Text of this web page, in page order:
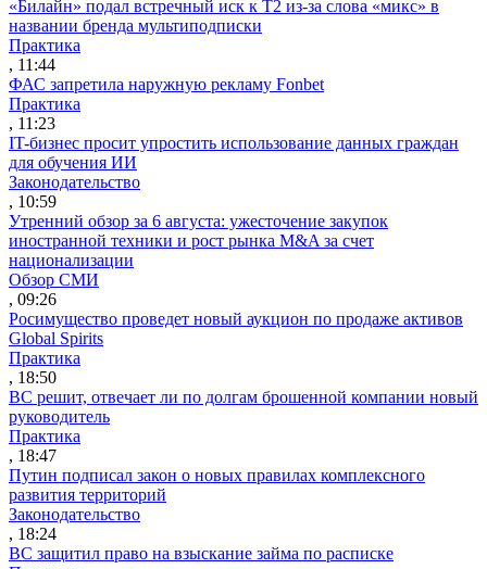
«Билайн» подал встречный иск к Т2 из-за слова «микс» в
названии бренда мультиподписки
Практика
, 11:44
ФАС запретила наружную рекламу Fonbet
Практика
, 11:23
IT-бизнес просит упростить использование данных граждан
для обучения ИИ
Законодательство
, 10:59
Утренний обзор за 6 августа: ужесточение закупок
иностранной техники и рост рынка M&A за счет
национализации
Обзор СМИ
, 09:26
Росимущество проведет новый аукцион по продаже активов
Global Spirits
Практика
, 18:50
ВС решит, отвечает ли по долгам брошенной компании новый
руководитель
Практика
, 18:47
Путин подписал закон о новых правилах комплексного
развития территорий
Законодательство
, 18:24
ВС защитил право на взыскание займа по расписке